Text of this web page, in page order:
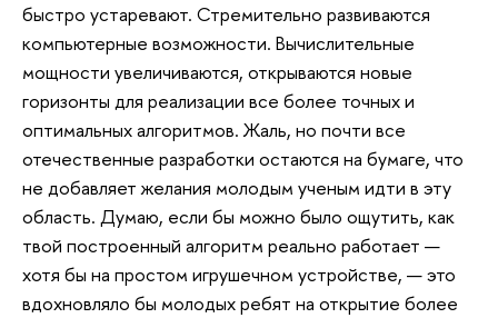
быстро устаревают. Стремительно развиваются
компьютерные возможности. Вычислительные
мощности увеличиваются, открываются новые
горизонты для реализации все более точных и
оптимальных алгоритмов. Жаль, но почти все
отечественные разработки остаются на бумаге, что
не добавляет желания молодым ученым идти в эту
область. Думаю, если бы можно было ощутить, как
твой построенный алгоритм реально работает —
хотя бы на простом игрушечном устройстве, — это
вдохновляло бы молодых ребят на открытие более